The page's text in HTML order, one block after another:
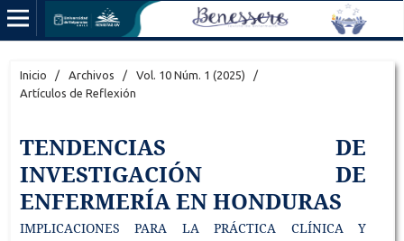
Inicio / Archivos / Vol. 10 Núm. 1 (2025)
/
Artículos de Reflexión
TENDENCIAS DE
INVESTIGACIÓN DE
ENFERMERÍA EN HONDURAS
IMPLICACIONES PARA LA PRÁCTICA CLÍNICA Y